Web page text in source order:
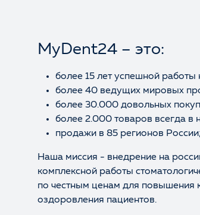
MyDent24 – это:
более 15 лет успешной
более 40 ведущих мировых
более 30.000 довольных
более 2.000 товаров всегда в
продажи в 85 регионов России;
Наша миссия - внедрение на
комплексной работы
по честным ценам для повышения
оздоровления пациентов.